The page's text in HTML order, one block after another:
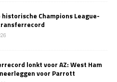
historische Champions League-
lonkt voor AZ: West Ham
voor Parrott